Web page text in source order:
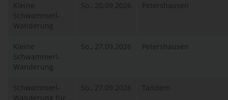
Kleine
Schwammerl-
Wanderung
So., 20.09.2026 Petershausen
Kleine
Schwammerl-
Wanderung
So., 27.09.2026 Petershausen
Schwammerl-
Wanderung für
So., 27.09.2026 Tandern